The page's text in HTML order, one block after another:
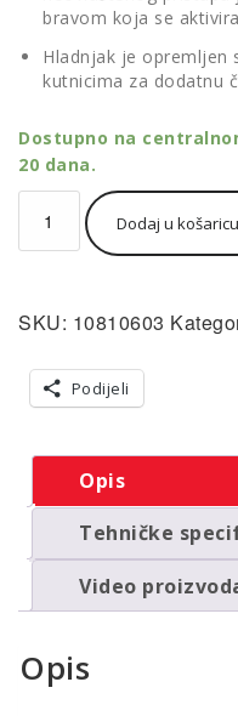
bravom koja se
Hladnjak je opremljen
kutnicima za dodatnu
Dostupno na
20 dana.
ARB
kompresorski
prijenosni
kampiranje
12V/24V/220V
Dodaj u košaricu
SKU: 10810603
Podijeli
Opis
Tehničke
Video
Opis